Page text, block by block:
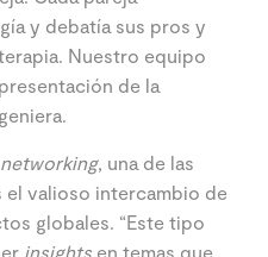
y debatía sus pros y
Nuestro equipo
de la
networking, una de las
el valioso intercambio de
globales. “Este tipo
insights en temas que